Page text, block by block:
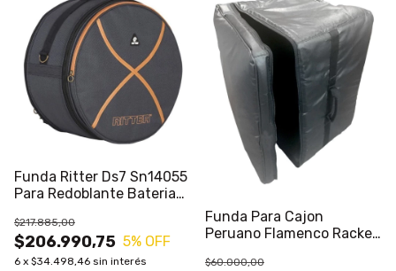
Funda Ritter Ds7 Sn14055
Para Redoblante Bateria
$206.990,75
$217.885,00
5% OFF
6 x $34.498,46 sin interés
Funda Para Cajon
Peruano Flamenco Racker
$60.000,00